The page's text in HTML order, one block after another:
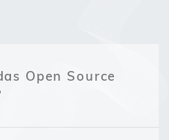
Open Source